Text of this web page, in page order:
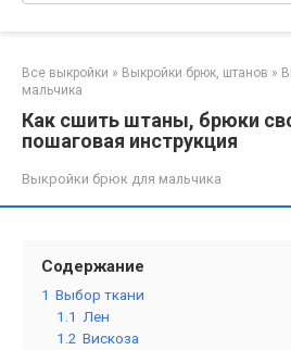
Все выкройки » Выкройки брюк, штанов »
мальчика
Как сшить штаны, брюки
пошаговая инструкция
Выкройки брюк для мальчика
Содержание
1 Выбор ткани
1.1 Лен
1.2 Вискоза